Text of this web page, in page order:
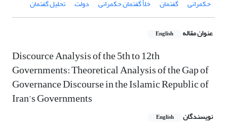
حکمرانی
گفتمان خلأ گفتمان حکمرانی دولت تحلیل گفتمان
عنوان مقاله English
Discource Analysis of the 5th to 12th
Governments: Theoretical Analysis of the Gap of
Governance Discourse in the Islamic Republic of
Iran’s Governments
نویسندگان English